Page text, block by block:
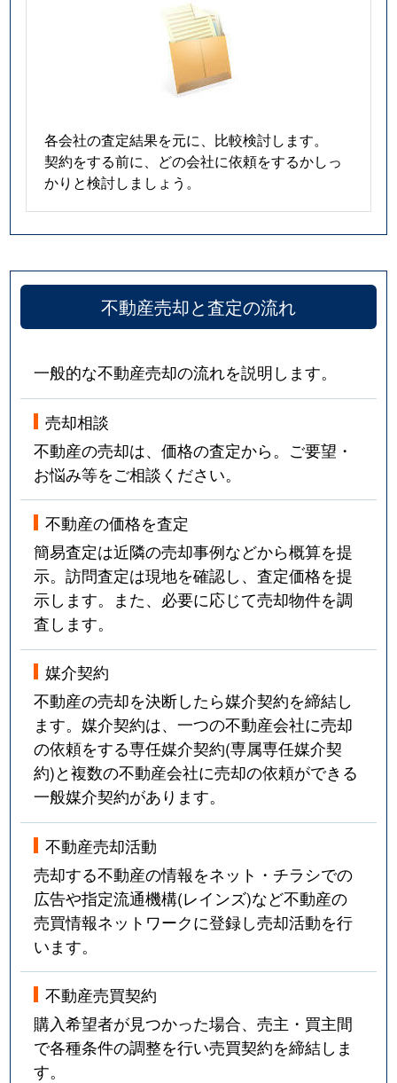
各会社の査定結果を元に、比較検討します。
契約をする前に、どの会社に依頼をするかしっ
かりと検討しましょう。
不動産売却と査定の流れ
一般的な不動産売却の流れを説明します。
売却相談
不動産の売却は、価格の査定から。ご要望・
お悩み等をご相談ください。
不動産の価格を査定
簡易査定は近隣の売却事例などから概算を提
示。訪問査定は現地を確認し、査定価格を提
示します。また、必要に応じて売却物件を調
査します。
媒介契約
不動産の売却を決断したら媒介契約を締結し
ます。媒介契約は、一つの不動産会社に売却
の依頼をする専任媒介契約(専属専任媒介契
約)と複数の不動産会社に売却の依頼ができる
一般媒介契約があります。
不動産売却活動
売却する不動産の情報をネット・チラシでの
広告や指定流通機構(レインズ)など不動産の
売買情報ネットワークに登録し売却活動を行
います。
不動産売買契約
購入希望者が見つかった場合、売主・買主間
で各種条件の調整を行い売買契約を締結しま
す。